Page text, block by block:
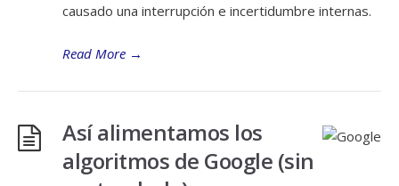
causado una interrupción e incertidumbre internas.
Read More →
Así alimentamos los
algoritmos de Google (sin